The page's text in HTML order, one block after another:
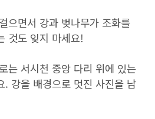
으면서 강과 벚나무가 조화를
것도 잊지 마세요!
는 서시천 중앙 다리 위에 있는
. 강을 배경으로 멋진 사진을 남